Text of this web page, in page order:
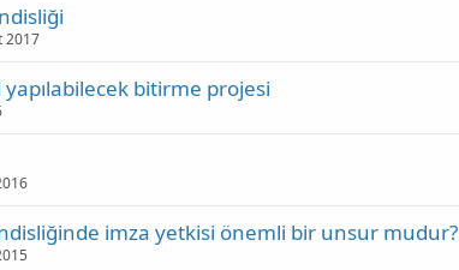
2017
bitirme projesi
imza yetkisi önemli bir unsur mudur?